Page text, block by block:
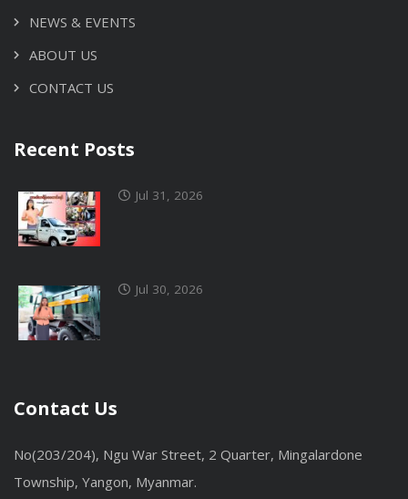
NEWS & EVENTS
ABOUT US
CONTACT US
Recent Posts
Jul 31, 2026
Jul 30, 2026
Contact Us
No(203/204), Ngu War Street, 2 Quarter, Mingalardone
Township, Yangon, Myanmar.